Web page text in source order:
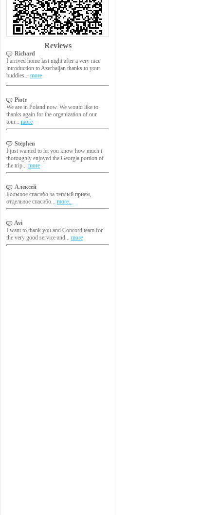
Reviews
Richard
I arrived home last night after a very nice
introduction to Azerbaijan thanks to your
buddies... more
Piotr
We are in Poland now. We would like to
thanks again for the organization of our
tour... more
Stephen
I just wanted to let you know how much i
thoroughly enjoyed the Georgia portion of
the trip... more
Алексей
Большое спасибо за теплый прием,
отдельное спасибо... more..
Avi
I want to thank you and Concord team for
the very good service and... more